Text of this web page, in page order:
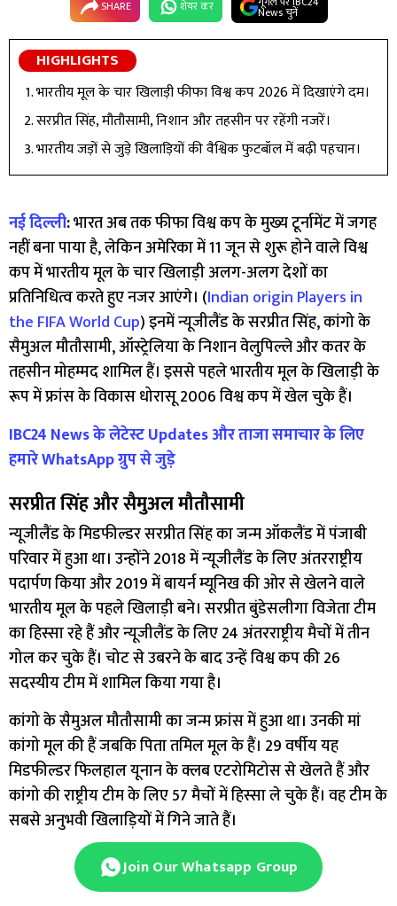
SHARE शेयर कर News चुनें
HIGHLIGHTS
भारतीय मूल के चार खिलाड़ी फीफा विश्व कप 2026 में दिखाएंगे दम।
सरप्रीत सिंह, मौतौसामी, निशान और तहसीन पर रहेंगी नजरें।
भारतीय जड़ों से जुड़े खिलाड़ियों की वैश्विक फुटबॉल में बढ़ी पहचान।
नई दिल्ली:भारत अब तक फीफा विश्व कप के मुख्य टूर्नामेंट में जगह
नहीं बना पाया है, लेकिन अमेरिका में 11 जून से शुरू होने वाले विश्व
कप में भारतीय मूल के चार खिलाड़ी अलग-अलग देशों का
प्रतिनिधित्व करते हुए नजर आएंगे। (Indian origin Players in
the FIFA World Cup) इनमें न्यूजीलैंड के सरप्रीत सिंह, कांगो के
सैमुअल मौतौसामी, ऑस्ट्रेलिया के निशान वेलुपिल्ले और कतर के
तहसीन मोहम्मद शामिल हैं। इससे पहले भारतीय मूल के खिलाड़ी के
रूप में फ्रांस के विकास धोरासू 2006 विश्व कप में खेल चुके हैं।
IBC24 News के लेटेस्ट Updates और ताजा समाचार के लिए
हमारे WhatsApp ग्रुप से जुड़े
सरप्रीत सिंह और सैमुअल मौतौसामी
न्यूजीलैंड के मिडफील्डर सरप्रीत सिंह का जन्म ऑकलैंड में पंजाबी
परिवार में हुआ था। उन्होंने 2018 में न्यूजीलैंड के लिए अंतरराष्ट्रीय
पदार्पण किया और 2019 में बायर्न म्यूनिख की ओर से खेलने वाले
भारतीय मूल के पहले खिलाड़ी बने। सरप्रीत बुंडेसलीगा विजेता टीम
का हिस्सा रहे हैं और न्यूजीलैंड के लिए 24 अंतरराष्ट्रीय मैचों में तीन
गोल कर चुके हैं। चोट से उबरने के बाद उन्हें विश्व कप की 26
सदस्यीय टीम में शामिल किया गया है।
कांगो के सैमुअल मौतौसामी का जन्म फ्रांस में हुआ था। उनकी मां
कांगो मूल की हैं जबकि पिता तमिल मूल के हैं। 29 वर्षीय यह
मिडफील्डर फिलहाल यूनान के क्लब एटरोमिटोस से खेलते हैं और
कांगो की राष्ट्रीय टीम के लिए 57 मैचों में हिस्सा ले चुके हैं। वह टीम के
सबसे अनुभवी खिलाड़ियों में गिने जाते हैं।
Join Our Whatsapp Group